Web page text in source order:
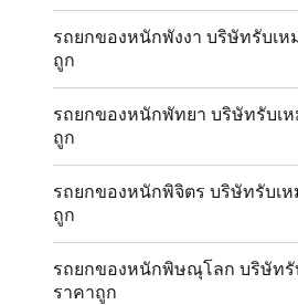
รถยกของหนักพังงา บริษัทรับเ
ถูก
รถยกของหนักพัทยา บริษัทรับเ
ถูก
รถยกของหนักพิจิตร บริษัทรับเ
ถูก
รถยกของหนักพิษณุโลก บริษัทรั
ราคาถูก